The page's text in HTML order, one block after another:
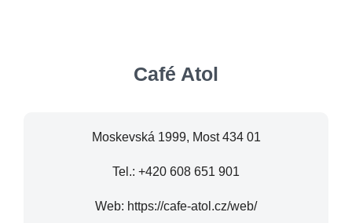
Café Atol
Moskevská 1999, Most 434 01
Tel.: +420 608 651 901
Web: https://cafe-atol.cz/web/